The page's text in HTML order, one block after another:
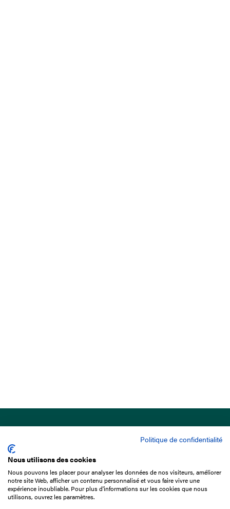
15 Boulevard de Douaumont
75017 Paris
01 49 10 20 29
Politique de confidentialité
Nous utilisons des cookies
Nous pouvons les placer pour analyser les données de nos visiteurs, améliorer
notre site Web, afficher un contenu personnalisé et vous faire vivre une
expérience inoubliable. Pour plus d'informations sur les cookies que nous
utilisons, ouvrez les paramètres.